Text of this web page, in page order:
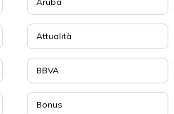
Attualità
BBVA
Bonus